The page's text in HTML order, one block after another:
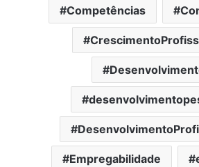
Competências
Empregabilidade